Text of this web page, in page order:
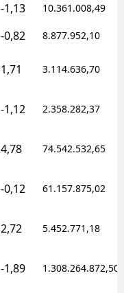
-1,13 10.361.008,49
-0,82 8.877.952,10
1,71 3.114.636,70
-1,12 2.358.282,37
4,78 74.542.532,65
-0,12 61.157.875,02
2,72 5.452.771,18
-1,89 1.308.264.872,50